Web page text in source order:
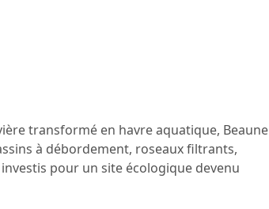
transformé en havre aquatique, Beaune
à débordement, roseaux filtrants,
pour un site écologique devenu